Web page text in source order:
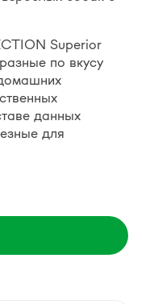
Superior
по вкусу
данных
для